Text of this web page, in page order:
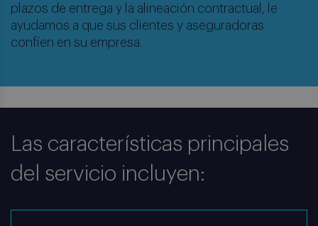
plazos de entrega y la alineación contractual, le
ayudamos a que sus clientes y aseguradoras
confíen en su empresa.
Las características principales
del servicio incluyen: